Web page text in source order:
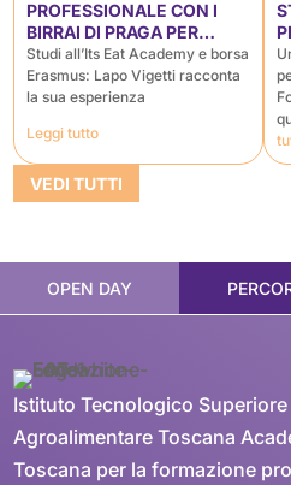
PROFESSIONALE CON I
BIRRAI DI PRAGA PER
DIVENTARE MANAGER DEL
SETTORE “ENOFOOD”
Studi all’Its Eat Academy e borsa
Erasmus: Lapo Vigetti racconta
la sua esperienza
Leggi tutto
VEDI TUTTI
OPEN DAY
Istituto Tecnologico Superiore
Agroalimentare Toscana
Toscana per la formazione